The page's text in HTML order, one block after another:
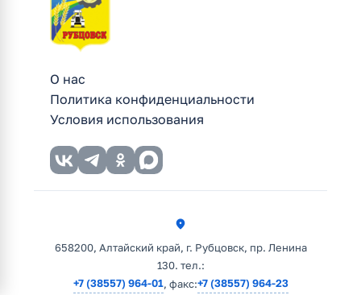
О нас
Политика конфиденциальности
Условия использования
658200, Алтайский край, г. Рубцовск, пр. Ленина
130. тел.:
+7 (38557) 964-01, факс:+7 (38557) 964-23